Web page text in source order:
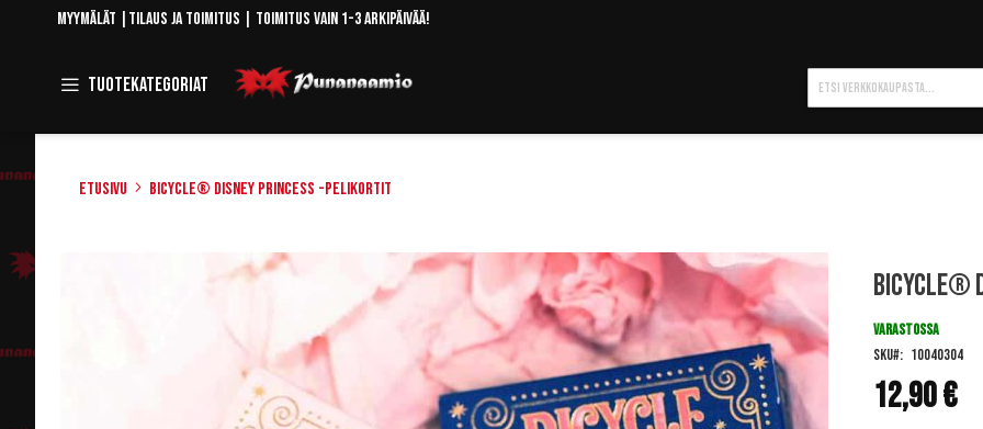
Skip
Myymälät Tilaus ja toimitus | Toimitus vain 1-3 arkipäivää!
Tuotekategoriat Toggle
Navigation
Hae
Etusivu Bicycle® Disney Princess -pelikortit
Bicycle®
12,90 €
VARASTOSSA
SKU
10040304